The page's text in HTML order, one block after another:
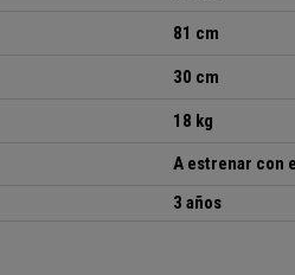
81 cm
30 cm
18 kg
A estrenar con
3 años